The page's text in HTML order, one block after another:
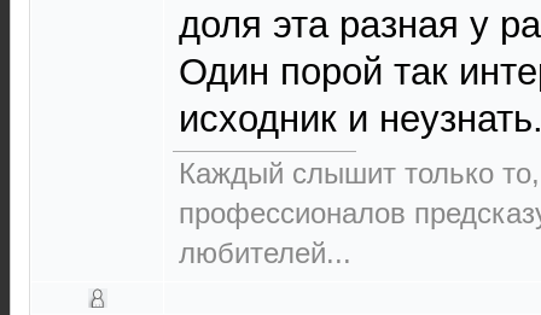
доля эта разная у
Один порой так
исходник и
Каждый слышит только
пpофеccионалов
любителей...